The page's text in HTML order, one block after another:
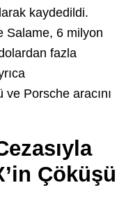
kaydedildi.
Salame, 6 milyon
fazla
Porsche aracını
Çöküşü